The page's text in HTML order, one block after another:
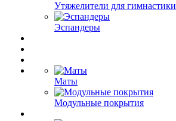
Утяжелители для гимнастики
Эспандеры
Маты
Модульные покрытия